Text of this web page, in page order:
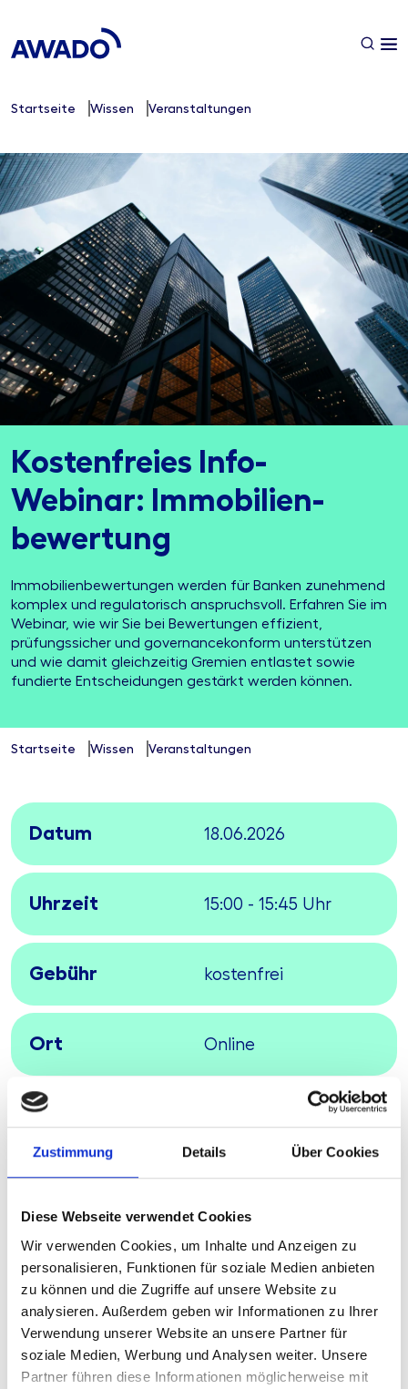
Zustimmung Details Über Cookies
Diese Webseite verwendet Cookies
Wir verwenden Cookies, um Inhalte und Anzeigen zu
personalisieren, Funktionen für soziale Medien anbieten
zu können und die Zugriffe auf unsere Website zu
analysieren. Außerdem geben wir Informationen zu Ihrer
Verwendung unserer Website an unsere Partner für
soziale Medien, Werbung und Analysen weiter. Unsere
Partner führen diese Informationen möglicherweise mit
Startseite Wissen Veranstaltungen
Kostenfreies Info-
Webinar: Immobilien­
bewertung
Immobilienbewertungen werden für Banken zunehmend
komplex und regulatorisch anspruchsvoll. Erfahren Sie im
Webinar, wie wir Sie bei Bewertungen effizient,
prüfungssicher und governancekonform unterstützen
und wie damit gleichzeitig Gremien entlastet sowie
fundierte Entscheidungen gestärkt werden können.
Startseite Wissen Veranstaltungen
Datum 18.06.2026
Uhrzeit 15:00 - 15:45 Uhr
Gebühr kostenfrei
Ort Online
Agenda
Beschreibung
Die Immobilienbewertung in Kreditinstituten
Prüfungsintensität und begrenzten personellen
Ressourcen.
In diesem kostenfreien Info-Webinar erhalten
Sie kompakte und praxisnahe Einblicke in ein
Themenfeld, das für Kreditentscheidungen,
Governance und Risikomanagement immer